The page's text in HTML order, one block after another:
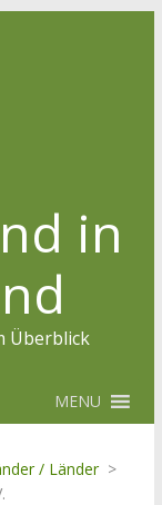
in
Überblick
MENU
/ Länder >